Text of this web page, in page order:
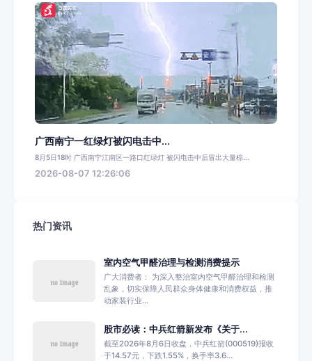
广西南宁一红绿灯被闪电击中...
8月5日18时 广西南宁江南区一路口红绿灯 被闪电击中后冒出大量棕...
2026-08-07 12:26:06
热门资讯
室内空气甲醛治理与检测消费提示
广大消费者： 为深入整治室内空气甲醛治理和检测
乱象，切实保障人民群众身体健康和消费权益，推
动家装行业...
股市必读：中兵红箭新发布《关于...
截至2026年8月6日收盘，中兵红箭(000519)报收
于14.57元，下跌1.55%，换手率3.6...